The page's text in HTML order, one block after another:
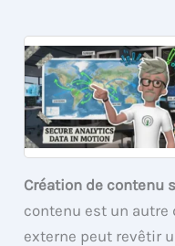
Création de contenu
contenu est un autre
externe peut revêtir